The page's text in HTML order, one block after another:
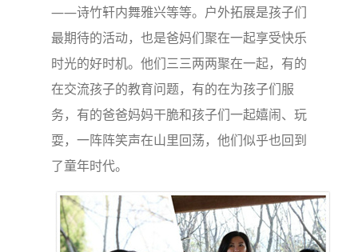
——诗竹轩内舞雅兴等等。户外拓展是孩子们
最期待的活动，也是爸妈们聚在一起享受快乐
时光的好时机。他们三三两两聚在一起，有的
在交流孩子的教育问题，有的在为孩子们服
务，有的爸爸妈妈干脆和孩子们一起嬉闹、玩
耍，一阵阵笑声在山里回荡，他们似乎也回到
了童年时代。